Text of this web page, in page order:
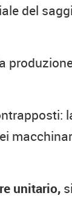
del
unitario,